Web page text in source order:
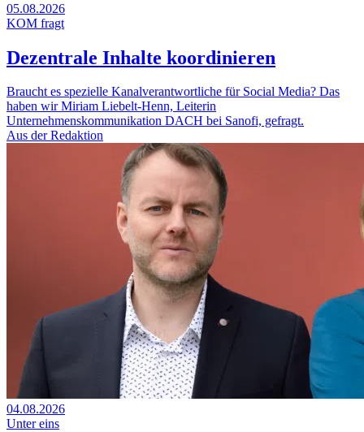
05.08.2026
KOM fragt
Dezentrale Inhalte koordinieren
Braucht es spezielle Kanalverantwortliche für Social Media? Das
haben wir Miriam Liebelt-Henn, Leiterin
Unternehmenskommunikation DACH bei Sanofi, gefragt.
Aus der Redaktion
04.08.2026
Unter eins